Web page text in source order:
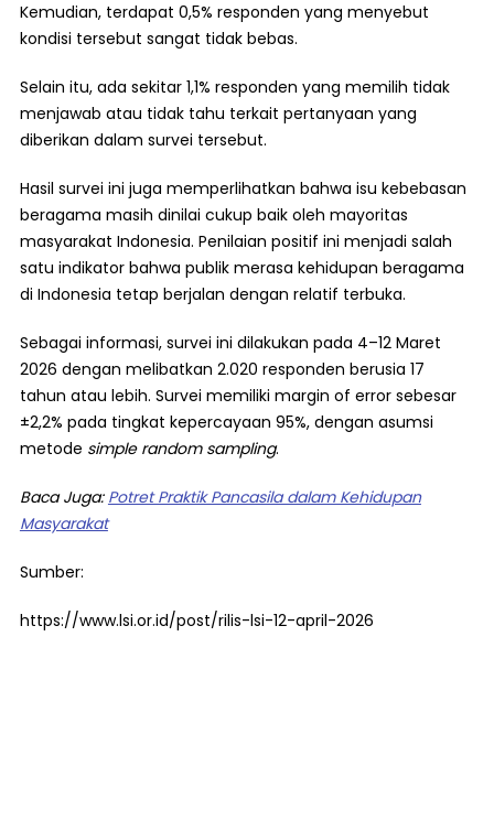
Kemudian, terdapat 0,5% responden yang menyebut
kondisi tersebut sangat tidak bebas.
Selain itu, ada sekitar 1,1% responden yang memilih tidak
menjawab atau tidak tahu terkait pertanyaan yang
diberikan dalam survei tersebut.
Hasil survei ini juga memperlihatkan bahwa isu kebebasan
beragama masih dinilai cukup baik oleh mayoritas
masyarakat Indonesia. Penilaian positif ini menjadi salah
satu indikator bahwa publik merasa kehidupan beragama
di Indonesia tetap berjalan dengan relatif terbuka.
Sebagai informasi, survei ini dilakukan pada 4–12 Maret
2026 dengan melibatkan 2.020 responden berusia 17
tahun atau lebih. Survei memiliki margin of error sebesar
±2,2% pada tingkat kepercayaan 95%, dengan asumsi
metode simple random sampling.
Baca Juga: Potret Praktik Pancasila dalam Kehidupan
Masyarakat
Sumber:
https://www.lsi.or.id/post/rilis-lsi-12-april-2026